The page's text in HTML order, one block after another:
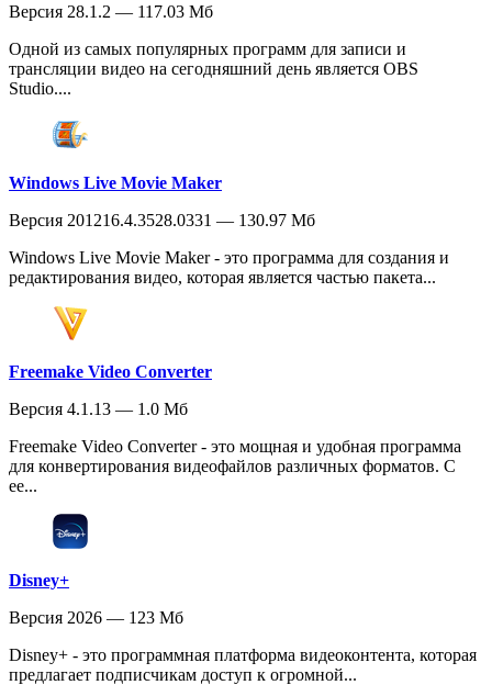
Версия 28.1.2 — 117.03 Мб
Одной из самых популярных программ для записи и
трансляции видео на сегодняшний день является OBS
Studio....
Windows Live Movie Maker
Версия 201216.4.3528.0331 — 130.97 Мб
Windows Live Movie Maker - это программа для создания и
редактирования видео, которая является частью пакета...
Freemake Video Converter
Версия 4.1.13 — 1.0 Мб
Freemake Video Converter - это мощная и удобная программа
для конвертирования видеофайлов различных форматов. С
ее...
Disney+
Версия 2026 — 123 Мб
Disney+ - это программная платформа видеоконтента, которая
предлагает подписчикам доступ к огромной...